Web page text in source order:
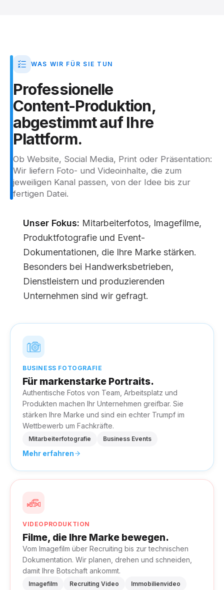
WAS WIR FÜR SIE TUN
Professionelle
Content-Produktion,
abgestimmtauf Ihre
Plattform.
Ob Website, Social Media, Print oder Präsentation:
Wir liefern Foto- und Videoinhalte, die zum
jeweiligen Kanal passen, von der Idee bis zur
fertigen Datei.
Unser Fokus: Mitarbeiterfotos, Imagefilme,
Produktfotografie und Event-
Dokumentationen, die Ihre Marke stärken.
Besonders bei Handwerksbetrieben,
Dienstleistern und produzierenden
Unternehmen sind wir gefragt.
BUSINESS FOTOGRAFIE
Für markenstarke Portraits.
Authentische Fotos von Team, Arbeitsplatz und
Produkten machen Ihr Unternehmen greifbar. Sie
stärken Ihre Marke und sind ein echter Trumpf im
Wettbewerb um Fachkräfte.
Mitarbeiterfotografie Business Events
Mehr erfahren
VIDEOPRODUKTION
Filme, die Ihre Marke bewegen.
Vom Imagefilm über Recruiting bis zur technischen
Dokumentation. Wir planen, drehen und schneiden,
damit Ihre Botschaft ankommt.
Imagefilm Recruiting Video Immobilienvideo